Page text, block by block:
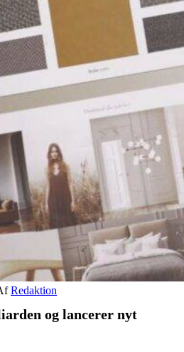
Redaktion
og lancerer nyt